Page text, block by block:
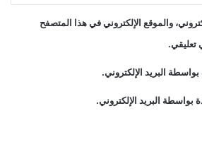
والموقع الإلكتروني في هذا المتصفح
تعليقي.
البريد الإلكتروني.
بواسطة البريد الإلكتروني.